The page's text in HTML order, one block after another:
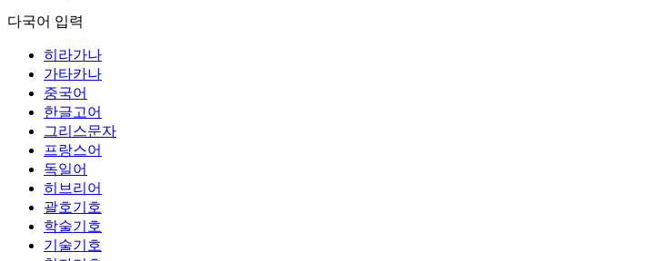
다국어 입력
히라가나
가타카나
중국어
한글고어
그리스문자
프랑스어
독일어
히브리어
괄호기호
학술기호
기술기호